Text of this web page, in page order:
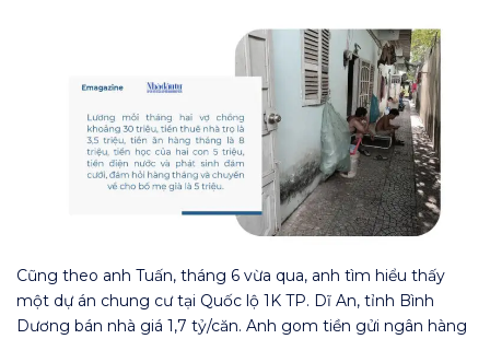
Cũng theo anh Tuấn, tháng 6 vừa qua, anh tìm hiểu thấy
một dự án chung cư tại Quốc lộ 1K TP. Dĩ An, tỉnh Bình
Dương bán nhà giá 1,7 tỷ/căn. Anh gom tiền gửi ngân hàng